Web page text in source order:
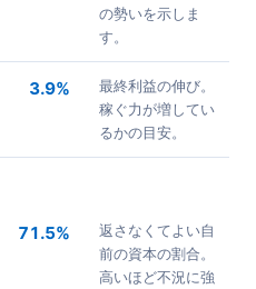
の勢いを示しま
す。
3.9%
最終利益の伸び。
稼ぐ力が増してい
るかの目安。
71.5%
返さなくてよい自
前の資本の割合。
高いほど不況に強